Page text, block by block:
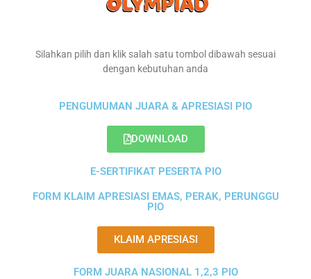
Silahkan pilih dan klik salah satu tombol dibawah sesuai
dengan kebutuhan anda
PENGUMUMAN JUARA & APRESIASI PIO
DOWNLOAD
E-SERTIFIKAT PESERTA PIO
FORM KLAIM APRESIASI EMAS, PERAK, PERUNGGU
PIO
KLAIM APRESIASI
FORM JUARA NASIONAL 1,2,3 PIO